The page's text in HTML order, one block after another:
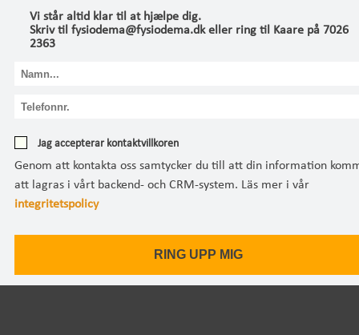
Vi står altid klar til at hjælpe dig.
Skriv til fysiodema@fysiodema.dk eller ring til Kaare på 7026
2363
Jag accepterar kontaktvillkoren
Genom att kontakta oss samtycker du till att din information
att lagras i vårt backend- och CRM-system. Läs mer i vår
integritetspolicy